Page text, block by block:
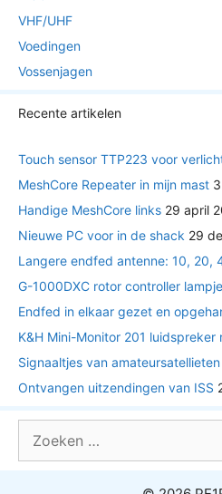
VHF/UHF
Voedingen
Vossenjagen
Recente artikelen
Touch sensor TTP223 voor
MeshCore Repeater in mijn mast
Handige MeshCore links 29 april
Nieuwe PC voor in de shack 29
Langere endfed antenne: 10, 20,
G-1000DXC rotor controller
Endfed in elkaar gezet en
K&H Mini-Monitor 201 luidspreker
Signaaltjes van amateursatellieten
Ontvangen uitzendingen van ISS
naar: